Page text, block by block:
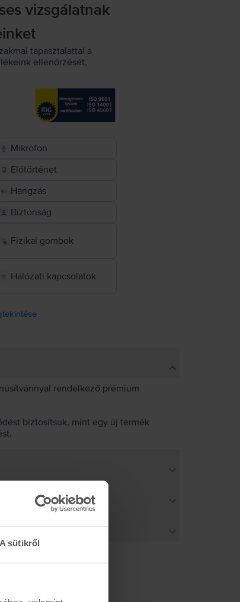
A sütikről
vizsgálatnak
tapasztalattal a
ellenőrzését,
Mikrofon
Előtörténet
Hangzás
Biztonság
Fizikai gombok
Hálózati kapcsolatok
rendelkező prémium
biztosítsuk, mint egy új termék